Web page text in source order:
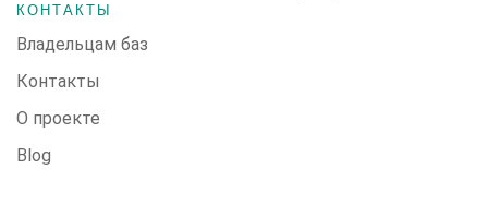
КОНТАКТЫ
Владельцам баз
Контакты
О проекте
Blog